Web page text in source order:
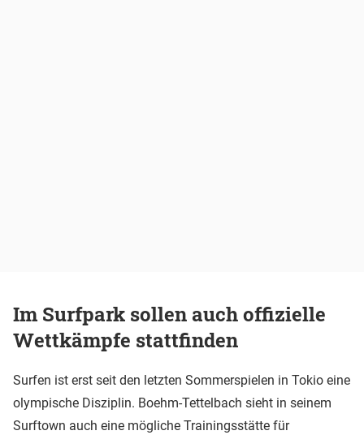
Im Surfpark sollen auch offizielle
Wettkämpfe stattfinden
Surfen ist erst seit den letzten Sommerspielen in Tokio eine
olympische Disziplin. Boehm-Tettelbach sieht in seinem
Surftown auch eine mögliche Trainingsstätte für